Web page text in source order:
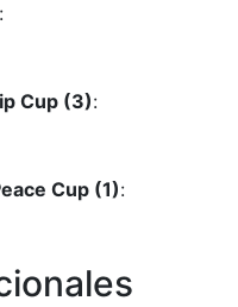
:
Cup (3):
Cup (1):